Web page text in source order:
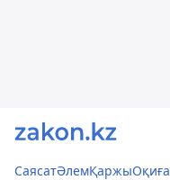
СаясатӘлемҚаржыОқиға